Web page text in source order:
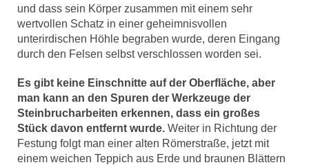
und dass sein Körper zusammen mit einem sehr
wertvollen Schatz in einer geheimnisvollen
unterirdischen Höhle begraben wurde, deren Eingang
durch den Felsen selbst verschlossen worden sei.
Es gibt keine Einschnitte auf der Oberfläche, aber
man kann an den Spuren der Werkzeuge der
Steinbrucharbeiten erkennen, dass ein großes
Stück davon entfernt wurde. Weiter in Richtung der
Festung folgt man einer alten Römerstraße, jetzt mit
einem weichen Teppich aus Erde und braunen Blättern